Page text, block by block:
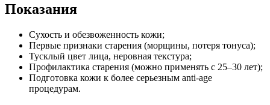
Показания
Сухость и обезвоженность кожи;
Первые признаки старения (морщины, потеря тонуса);
Тусклый цвет лица, неровная текстура;
Профилактика старения (можно применять с 25–30 лет);
Подготовка кожи к более серьезным anti-age
процедурам.